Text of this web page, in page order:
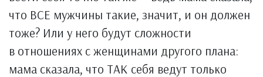
что ВСЕ мужчины такие, значит, и он должен
тоже? Или у него будут сложности
в отношениях с женщинами другого плана:
мама сказала, что ТАК себя ведут только